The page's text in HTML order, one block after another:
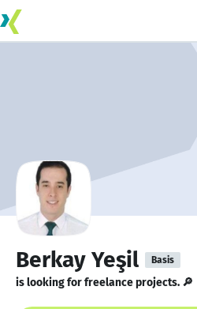
Berkay Yeşil Basis
is looking for freelance projects. 🔎